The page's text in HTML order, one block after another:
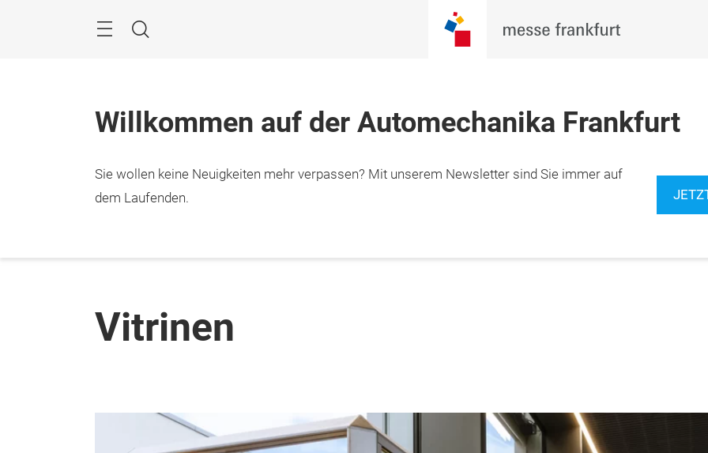
Suche
Willkommen auf der Automechanika Frankfurt
Sie wollen keine Neuigkeiten mehr verpassen? Mit unserem Newsletter sind Sie immer auf
dem Laufenden.
Vitrinen